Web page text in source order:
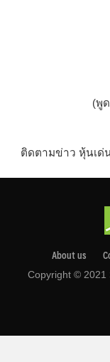
(พู
ติดตามข่าว หุ้นเด่
About us
Copyright © 2021